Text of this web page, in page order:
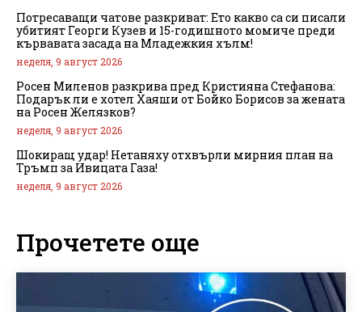
Потресаващи чатове разкриват: Ето какво са си писали
убитият Георги Кузев и 15-годишното момиче преди
кървавата засада на Младежкия хълм!
неделя, 9 август 2026
Росен Миленов разкрива пред Кристияна Стефанова:
Подарък ли е хотел Хаяши от Бойко Борисов за жената
на Росен Желязков?
неделя, 9 август 2026
Шокиращ удар! Нетаняху отхвърли мирния план на
Тръмп за Ивицата Газа!
неделя, 9 август 2026
Прочетете още